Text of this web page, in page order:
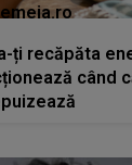
ți recăpăta
când